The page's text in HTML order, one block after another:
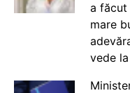
a făcut
mare
vede